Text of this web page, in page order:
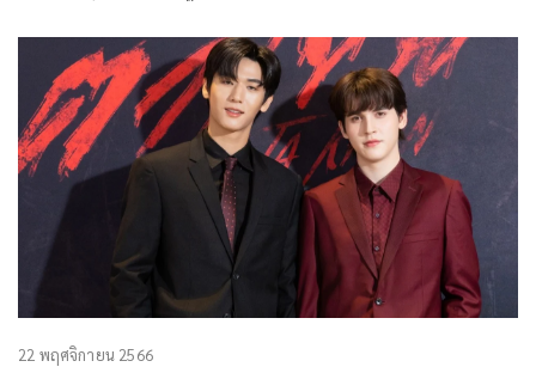
22 พฤศจิกายน 2566